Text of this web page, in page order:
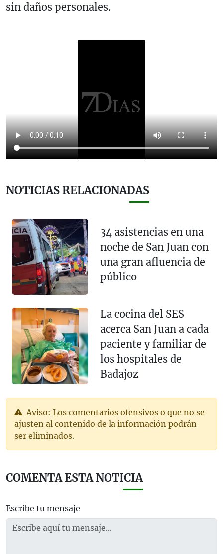
sin daños personales.
NOTICIAS RELACIONADAS
34 asistencias en una
noche de San Juan con
una gran afluencia de
público
La cocina del SES
acerca San Juan a cada
paciente y familiar de
los hospitales de
Badajoz
Aviso: Los comentarios ofensivos o que no se
ajusten al contenido de la información podrán
ser eliminados.
COMENTA ESTA NOTICIA
Escribe tu mensaje